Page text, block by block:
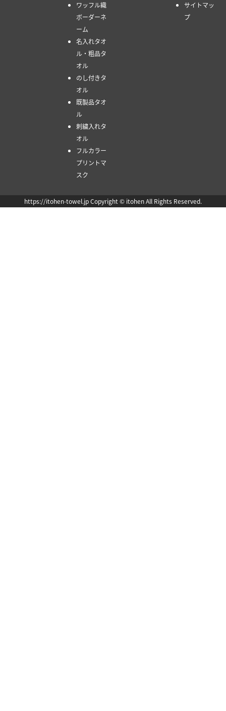
ワッフル織
ボーダーネ
ーム
名入れタオ
ル・粗品タ
オル
のし付きタ
オル
既製品タオ
ル
刺繍入れタ
オル
フルカラー
プリントマ
スク
サイトマッ
プ
https://itohen-towel.jp Copyright © itohen All Rights Reserved.